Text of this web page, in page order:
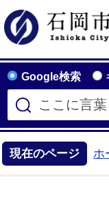
Google検索
現在のページ ホ